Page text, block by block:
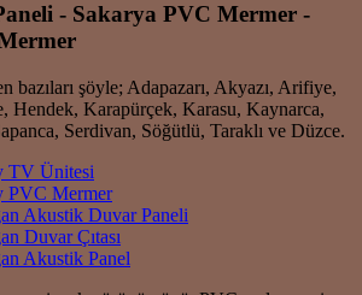
- Sakarya PVC Mermer -
bazıları şöyle; Adapazarı, Akyazı, Arifiye,
Hendek, Karapürçek, Karasu, Kaynarca,
Serdivan, Söğütlü, Taraklı ve Düzce.
TV Ünitesi
PVC Mermer
Akustik Duvar Paneli
Duvar Çıtası
Akustik Panel